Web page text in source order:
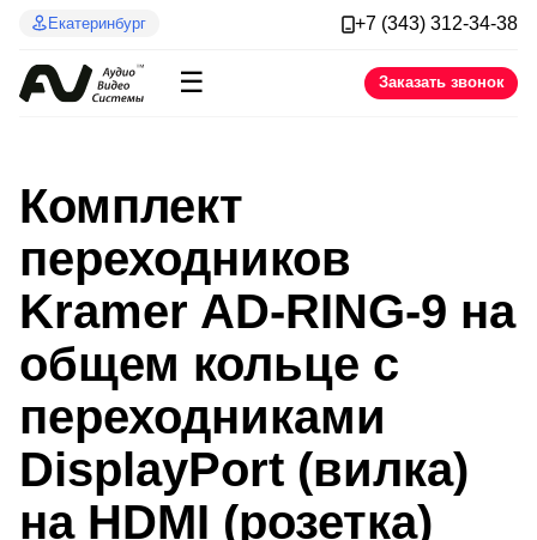
Екатеринбург +7 (343) 312-34-38
☰ Заказать звонок
Комплект
переходников
Kramer AD-RING-9 на
общем кольце с
переходниками
DisplayPort (вилка)
на HDMI (розетка)